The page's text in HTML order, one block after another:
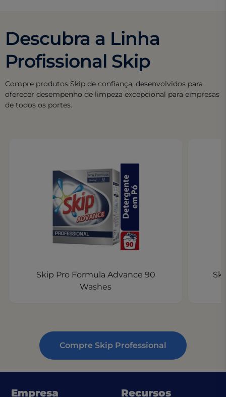
Descubra a Linha
Profissional Skip
Compre produtos Skip de confiança, desenvolvidos para
oferecer desempenho de limpeza excepcional para empresas
de todos os portes.
Skip Pro Formula Advance 90
Washes
Compre Skip Professional
Empresa Recursos